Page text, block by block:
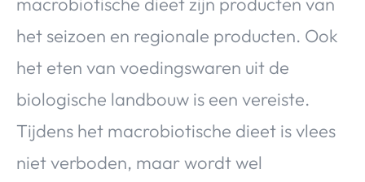
het seizoen en regionale producten. Ook
het eten van voedingswaren uit de
biologische landbouw is een vereiste.
Tijdens het macrobiotische dieet is vlees
niet verboden, maar wordt wel